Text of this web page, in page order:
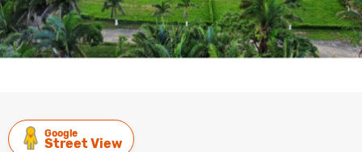
Google
Street View